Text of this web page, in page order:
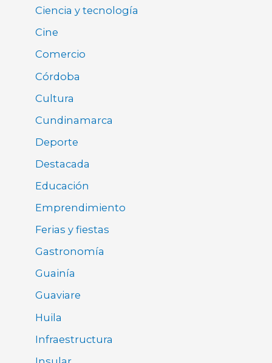
Ciencia y tecnología
Cine
Comercio
Córdoba
Cultura
Cundinamarca
Deporte
Destacada
Educación
Emprendimiento
Ferias y fiestas
Gastronomía
Guainía
Guaviare
Huila
Infraestructura